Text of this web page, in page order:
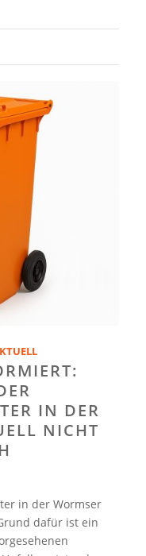
IN DER
NICHT
in der Wormser
dafür ist ein